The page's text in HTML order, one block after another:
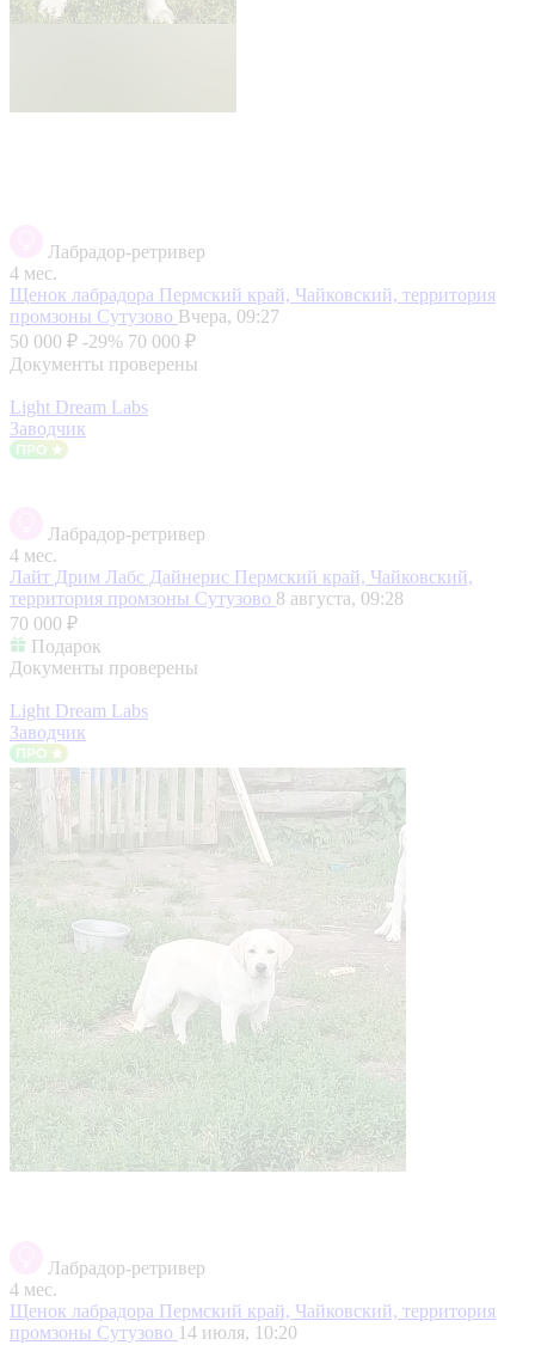
Лабрадор-ретривер
4 мес.
Щенок лабрадора Пермский край, Чайковский, территория
промзоны Сутузово Вчера, 09:27
50 000 ₽ -29% 70 000 ₽
Документы проверены
Light Dream Labs
Заводчик
Лабрадор-ретривер
4 мес.
Лайт Дрим Лабс Дайнерис Пермский край, Чайковский,
территория промзоны Сутузово 8 августа, 09:28
70 000 ₽
Подарок
Документы проверены
Light Dream Labs
Заводчик
Лабрадор-ретривер
4 мес.
Щенок лабрадора Пермский край, Чайковский, территория
промзоны Сутузово 14 июля, 10:20